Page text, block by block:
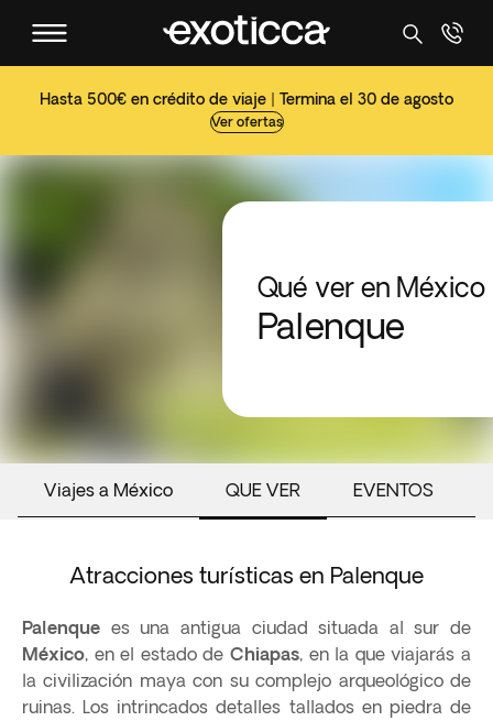
Hasta 500€ en crédito de viaje | Termina el 30 de agosto
Ver ofertas
Qué ver en México
Palenque
Viajes a México QUE VER EVENTOS
Atracciones turísticas en Palenque
Palenque es una antigua ciudad situada al sur de
México, en el estado de Chiapas, en la que viajarás a
la civilización maya con su complejo arqueológico de
ruinas. Los intrincados detalles tallados en piedra de